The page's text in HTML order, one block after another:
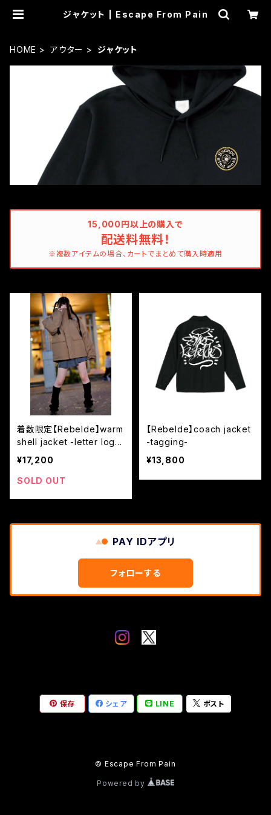
ジャケット | Escape From Pain
HOME アウター ジャケット
15,000円以上の購入で
配送料無料！
※複数アイテムの場合、カートでまとめて購入時適用
着数限定【Rebelde】warm
shell jacket -letter logo
-
¥17,200
SOLD OUT
【Rebelde】coach jacket
-tagging-
¥13,800
PAY IDアプリ
フォローする
保存 シェア LINE ポスト
© Escape From Pain
Powered by